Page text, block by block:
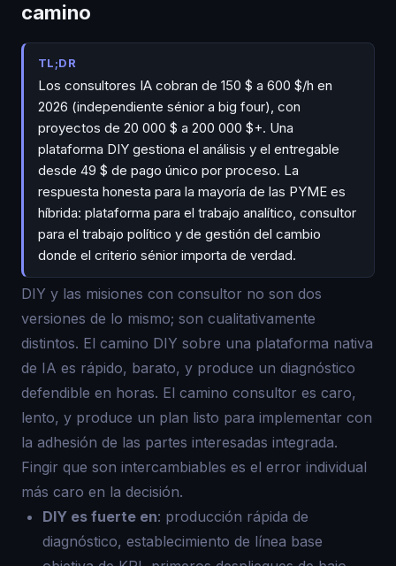
camino
TL;DR
Los consultores IA cobran de 150 $ a 600 $/h en
2026 (independiente sénior a big four), con
proyectos de 20 000 $ a 200 000 $+. Una
plataforma DIY gestiona el análisis y el entregable
desde 49 $ de pago único por proceso. La
respuesta honesta para la mayoría de las PYME es
híbrida: plataforma para el trabajo analítico, consultor
para el trabajo político y de gestión del cambio
donde el criterio sénior importa de verdad.
DIY y las misiones con consultor no son dos
versiones de lo mismo; son cualitativamente
distintos. El camino DIY sobre una plataforma nativa
de IA es rápido, barato, y produce un diagnóstico
defendible en horas. El camino consultor es caro,
lento, y produce un plan listo para implementar con
la adhesión de las partes interesadas integrada.
Fingir que son intercambiables es el error individual
más caro en la decisión.
DIY es fuerte en: producción rápida de
diagnóstico, establecimiento de línea base